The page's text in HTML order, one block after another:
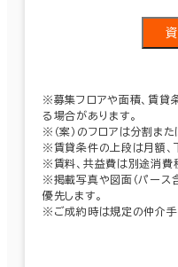
※募集フロアや面積、賃貸
る場合があります。
※（案）のフロアは分割ま
※賃貸条件の上段は月額、
※賃料、共益費は別途消費
※掲載写真や図面（パース
優先します。
※ご成約時は規定の仲介手